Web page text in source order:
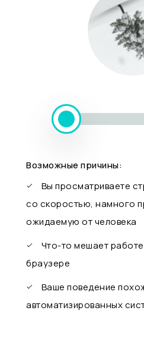
Возможные причины:
Вы просматриваете
со скоростью, намного
ожидаемую от человека
Что-то мешает
браузере
Ваше поведение
автоматизированных